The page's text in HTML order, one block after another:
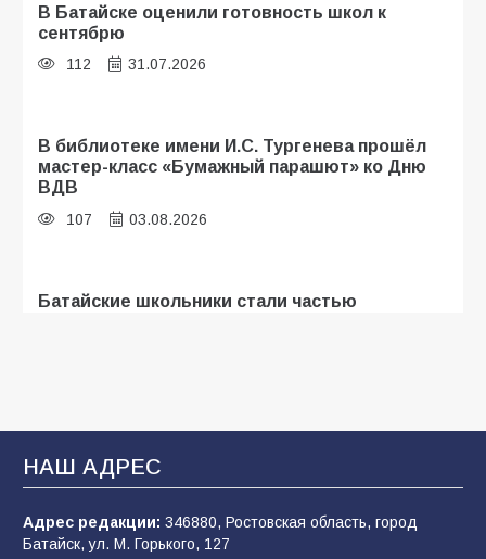
В Батайске оценили готовность школ к
сентябрю
112 31.07.2026
В библиотеке имени И.С. Тургенева прошёл
мастер-класс «Бумажный парашют» ко Дню
ВДВ
107 03.08.2026
Батайские школьники стали частью
«Мобилизация или набор?» Что на самом
деле происходит в армии России в августе
2026 года
НАШ АДРЕС
Адрес редакции: 346880, Ростовская область, город
Батайск, ул. М. Горького, 127